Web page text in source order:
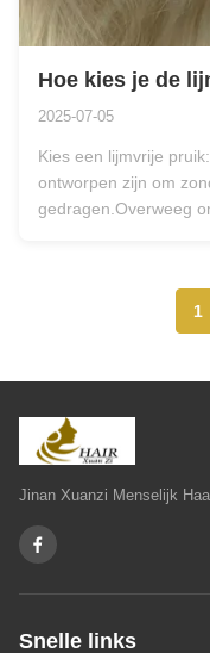
Hoe kies je de
2025-07-05
Kies een lijmvrije
ontworpen zijn om
gedragen.Overweeg
1
Jinan Xuanzi Menselijk
Snelle links